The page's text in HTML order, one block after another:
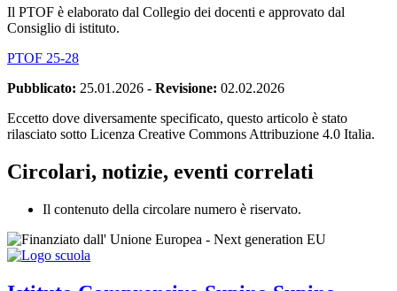
Il PTOF è elaborato dal Collegio dei docenti e approvato dal
Consiglio di istituto.
PTOF 25-28
Pubblicato: 25.01.2026 - Revisione: 02.02.2026
Eccetto dove diversamente specificato, questo articolo è stato
rilasciato sotto Licenza Creative Commons Attribuzione 4.0 Italia.
Circolari, notizie, eventi correlati
Il contenuto della circolare numero è riservato.